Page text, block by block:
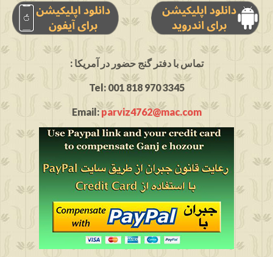
: تماس با دفتر گنج حضور در آمریکا
Tel: 001 818 970 3345
Email:parviz4762@mac.com